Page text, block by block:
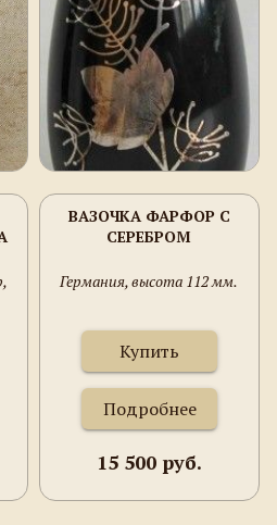
ВАЗОЧКА ФАРФОР С
СЕРЕБРОМ
Германия, высота 112 мм.
Купить
Подробнее
15 500 руб.